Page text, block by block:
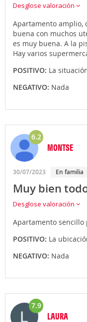
Desglose valoración
Apartamento amplio,
buena con muchos
es muy buena. A la
Hay varios
POSITIVO: La
NEGATIVO: Nada
6.2
MONTSE
30/07/2023 En familia
Muy bien
Desglose valoración
Apartamento
POSITIVO: La
NEGATIVO: Nada
7.9
LAURA